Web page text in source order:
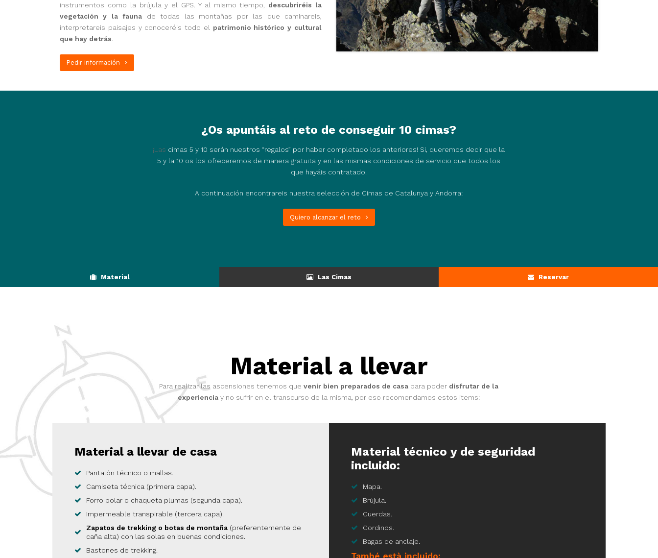
instrumentos como la brújula y el GPS. Y al mismo tiempo, descubriréis la
vegetación y la fauna de todas las montañas por las que caminareis,
interpretareis paisajes y conoceréis todo el patrimonio histórico y cultural
que hay detrás
Pedir información
¿Os apuntáis al reto de conseguir 10 cimas?
¡Las cimas5 y10 serán nuestros “regalos” por haber completado los anteriores! Si, queremos decir que la
5 y la 10 os los ofreceremos de manera gratuita y en las mismas condiciones de servicio que todos los
que hayáis contratado.
A continuación encontrareis nuestra selección de Cimas de Catalunya y Andorra:
Quiero alcanzar el reto
Material Las Cimas Reservar
Material a llevar
Para realizar las ascensiones tenemos quevenir bien preparados de casa para poder disfrutar de la
experiencia y no sufrir en el transcurso de la misma, por eso recomendamos estos items:
Material a llevar de casa
Pantalón técnico o mallas.
Camiseta técnica (primera capa).
Forro polar o chaqueta plumas (segunda capa).
Impermeable transpirable (tercera capa).
Zapatos de trekking o botas de montaña (preferentemente de
caña alta) con las solas en buenas condiciones.
Bastones de trekking.
Material técnico y de seguridad
incluido:
Mapa.
Brújula.
Cuerdas.
Cordinos.
Bagas de anclaje.
També està incluido: